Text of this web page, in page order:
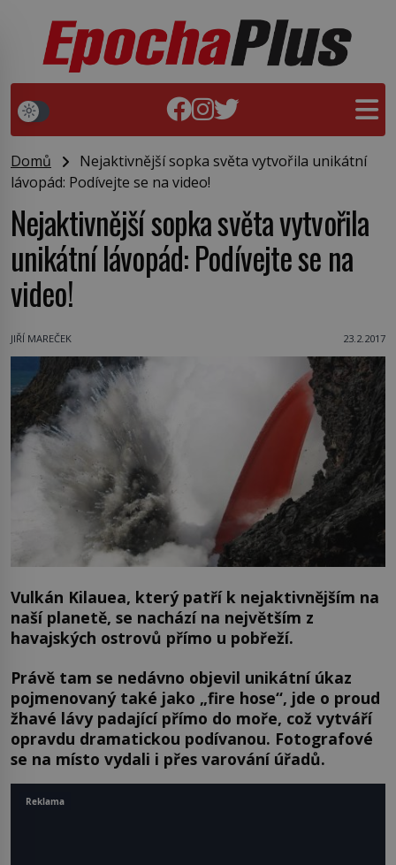
Domů
Nejaktivnější sopka světa vytvořila unikátní
lávopád: Podívejte se na video!
Nejaktivnější sopka světa vytvořila
unikátní lávopád: Podívejte se na
video!
JIŘÍ MAREČEK 23.2.2017
Vulkán Kilauea, který patří k nejaktivnějším na
naší planetě, se nachází na největším z
havajských ostrovů přímo u pobřeží.
Právě tam se nedávno objevil unikátní úkaz
pojmenovaný také jako „fire hose“, jde o proud
žhavé lávy padající přímo do moře, což vytváří
opravdu dramatickou podívanou. Fotografové
se na místo vydali i přes varování úřadů.
Reklama